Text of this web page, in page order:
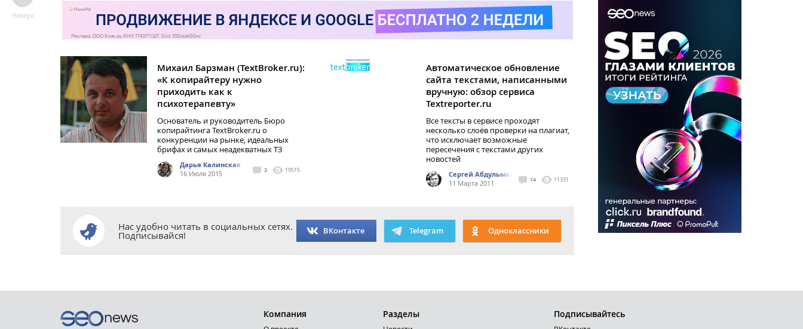
Михаил Барзман (TextBroker.ru):
«К копирайтеру нужно
приходить как к
психотерапевту»
Основатель и руководитель Бюро
копирайтинга TextBroker.ru о
конкуренции на рынке, идеальных
брифах и самых неадекватных ТЗ
Дарья Калинская
16 Июля 2015
3 19515
Автоматическое обновление
сайта текстами, написанными
вручную: обзор сервиса
Textreporter.ru
Все тексты в сервисе проходят
несколько слоёв проверки на плагиат,
что исключает возможные
пересечения с текстами других
новостей
Сергей Абдульманов
11 Марта 2011
14 11331
Нас удобно читать в социальных сетях.
Подписывайся! ВКонтакте Telegram Одноклассники
Наверх
Компания Разделы Подписывайтесь